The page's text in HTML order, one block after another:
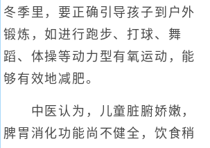
冬季里，要正确引导孩子到户外
锻炼，如进行跑步、打球、舞
蹈、体操等动力型有氧运动，能
够有效地减肥。
中医认为，儿童脏腑娇嫩，
脾胃消化功能尚不健全，饮食稍